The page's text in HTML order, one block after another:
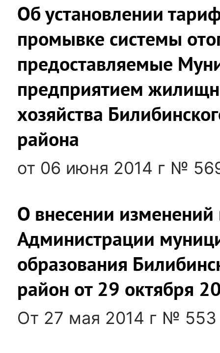
Об установлении
промывке системы
предоставляемые
предприятием
хозяйства
района
от 06 июня 2014 г №
О внесении изменений
Администрации
образования
район от 29 октября
От 27 мая 2014 г № 553